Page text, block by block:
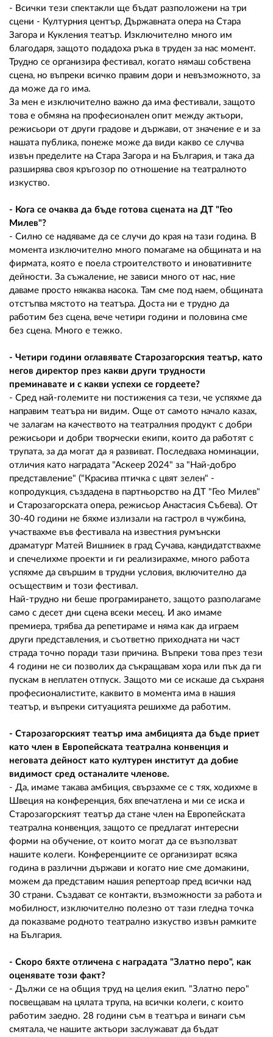
- Всички тези спектакли ще бъдат разположени на три
сцени - Културния център, Държавната опера на Стара
Загора и Кукления театър. Изключително много им
благодаря, защото подадоха ръка в труден за нас момент.
Трудно се организира фестивал, когато нямаш собствена
сцена, но въпреки всичко правим дори и невъзможното, за
да може да го има.
За мен е изключително важно да има фестивали, защото
това е обмяна на професионален опит между актьори,
режисьори от други градове и държави, от значение е и за
нашата публика, понеже може да види какво се случва
извън пределите на Стара Загора и на България, и така да
разширява своя кръгозор по отношение на театралното
изкуство.
- Кога се очаква да бъде готова сцената на ДТ "Гео
Милев"?
- Силно се надяваме да се случи до края на тази година. В
момента изключително много помагаме на общината и на
фирмата, която е поела строителството и иновативните
дейности. За съжаление, не зависи много от нас, ние
даваме просто някаква насока. Там сме под наем, общината
отстъпва мястото на театъра. Доста ни е трудно да
работим без сцена, вече четири години и половина сме
без сцена. Много е тежко.
- Четири години оглавявате Старозагорския театър, като
негов директор през какви други трудности
преминавате и с какви успехи се гордеете?
- Сред най-големите ни постижения са тези, че успяхме да
направим театъра ни видим. Още от самото начало казах,
че залагам на качеството на театралния продукт с добри
режисьори и добри творчески екипи, които да работят с
трупата, за да могат да я развиват. Последваха номинации,
отличия като наградата "Аскеер 2024" за "Най-добро
представление" ("Красива птичка с цвят зелен" -
копродукция, създадена в партньорство на ДТ "Гео Милев"
и Старозагорската опера, режисьор Анастасия Събева). От
30-40 години не бяхме излизали на гастрол в чужбина,
участвахме във фестивала на известния румънски
драматург Матей Вишниек в град Сучава, кандидатствахме
и спечелихме проекти и ги реализирахме, много работа
успяхме да свършим в трудни условия, включително да
осъществим и този фестивал.
Най-трудно ни беше програмирането, защото разполагаме
само с десет дни сцена всеки месец. И ако имаме
премиера, трябва да репетираме и няма как да играем
други представления, и съответно приходната ни част
страда точно поради тази причина. Въпреки това през тези
4 години не си позволих да съкращавам хора или пък да ги
пускам в неплатен отпуск. Защото ми се искаше да съхраня
професионалистите, каквито в момента има в нашия
театър, и въпреки ситуацията решихме да работим.
- Старозагорският театър има амбицията да бъде приет
като член в Европейската театрална конвенция и
неговата дейност като културен институт да добие
видимост сред останалите членове.
- Да, имаме такава амбиция, свързахме се с тях, ходихме в
Швеция на конференция, бях впечатлена и ми се иска и
Старозагорският театър да стане член на Европейската
театрална конвенция, защото се предлагат интересни
форми на обучение, от които могат да се възползват
нашите колеги. Конференциите се организират всяка
година в различни държави и когато ние сме домакини,
можем да представим нашия репертоар пред всички над
30 страни. Създават се контакти, възможности за работа и
мобилност, изключително полезно от тази гледна точка
да показваме родното театрално изкуство извън рамките
на България.
- Скоро бяхте отличена с наградата "Златно перо", как
оценявате този факт?
- Дължи се на общия труд на целия екип. "Златно перо"
посвещавам на цялата трупа, на всички колеги, с които
работим заедно. 28 години съм в театъра и винаги съм
смятала, че нашите актьори заслужават да бъдат